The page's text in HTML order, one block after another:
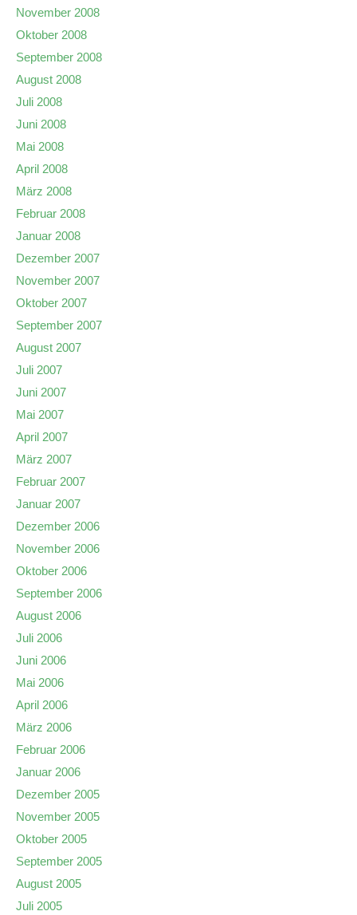
November 2008
Oktober 2008
September 2008
August 2008
Juli 2008
Juni 2008
Mai 2008
April 2008
März 2008
Februar 2008
Januar 2008
Dezember 2007
November 2007
Oktober 2007
September 2007
August 2007
Juli 2007
Juni 2007
Mai 2007
April 2007
März 2007
Februar 2007
Januar 2007
Dezember 2006
November 2006
Oktober 2006
September 2006
August 2006
Juli 2006
Juni 2006
Mai 2006
April 2006
März 2006
Februar 2006
Januar 2006
Dezember 2005
November 2005
Oktober 2005
September 2005
August 2005
Juli 2005